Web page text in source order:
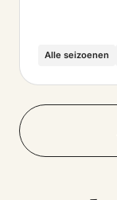
Alle seizoenen